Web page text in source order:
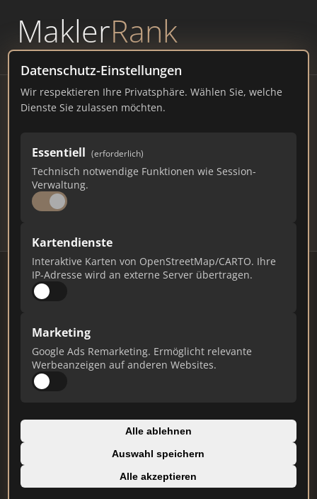
MaklerRank
powered byWAVEPOINT
Datenschutz-Einstellungen
Wir respektieren Ihre Privatsphäre. Wählen Sie, welche
Dienste Sie zulassen möchten.
Essentiell (erforderlich)
Technisch notwendige Funktionen wie Session-
Verwaltung.
Kartendienste
Interaktive Karten von OpenStreetMap/CARTO. Ihre
IP-Adresse wird an externe Server übertragen.
Marketing
Google Ads Remarketing. Ermöglicht relevante
Werbeanzeigen auf anderen Websites.
Alle ablehnen
Auswahl speichern
Alle akzeptieren
Immobilienmakler Selters –
Ranking Juli 2026
RHEINLAND-PFALZ4.500 EINWOHNER
77 413
# MAKLER / FIRMA
1 immobilienscout24.de
Immobilienplattform
873
AVIV Germany GmbH
immowelt.de Immobilienplattform